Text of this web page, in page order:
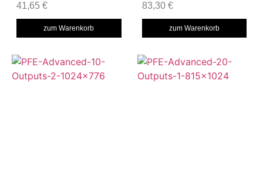
41,65 €
zum Warenkorb
83,30 €
zum Warenkorb